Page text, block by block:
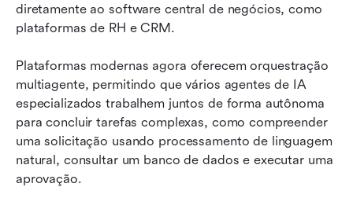
diretamente ao software central de negócios, como
plataformas de RH e CRM.
Plataformas modernas agora oferecem orquestração
multiagente, permitindo que vários agentes de IA
especializados trabalhem juntos de forma autônoma
para concluir tarefas complexas, como compreender
uma solicitação usando processamento de linguagem
natural, consultar um banco de dados e executar uma
aprovação.